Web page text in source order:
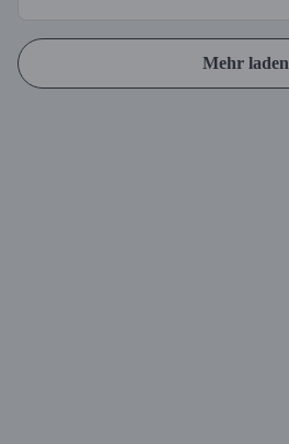
Mehr laden